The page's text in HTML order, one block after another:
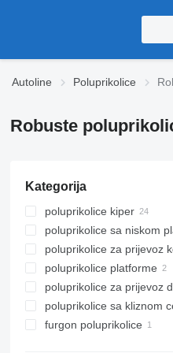
Autoline Poluprikolice
Robuste
Kategorija
poluprikolice kiper
poluprikolice sa niskom
poluprikolice za prijevoz
poluprikolice platforme
poluprikolice za prijevoz
poluprikolice sa kliznom
furgon poluprikolice